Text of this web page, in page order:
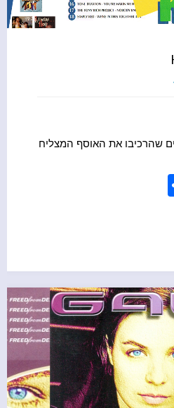
שהרכיבו את האוסף המצליח